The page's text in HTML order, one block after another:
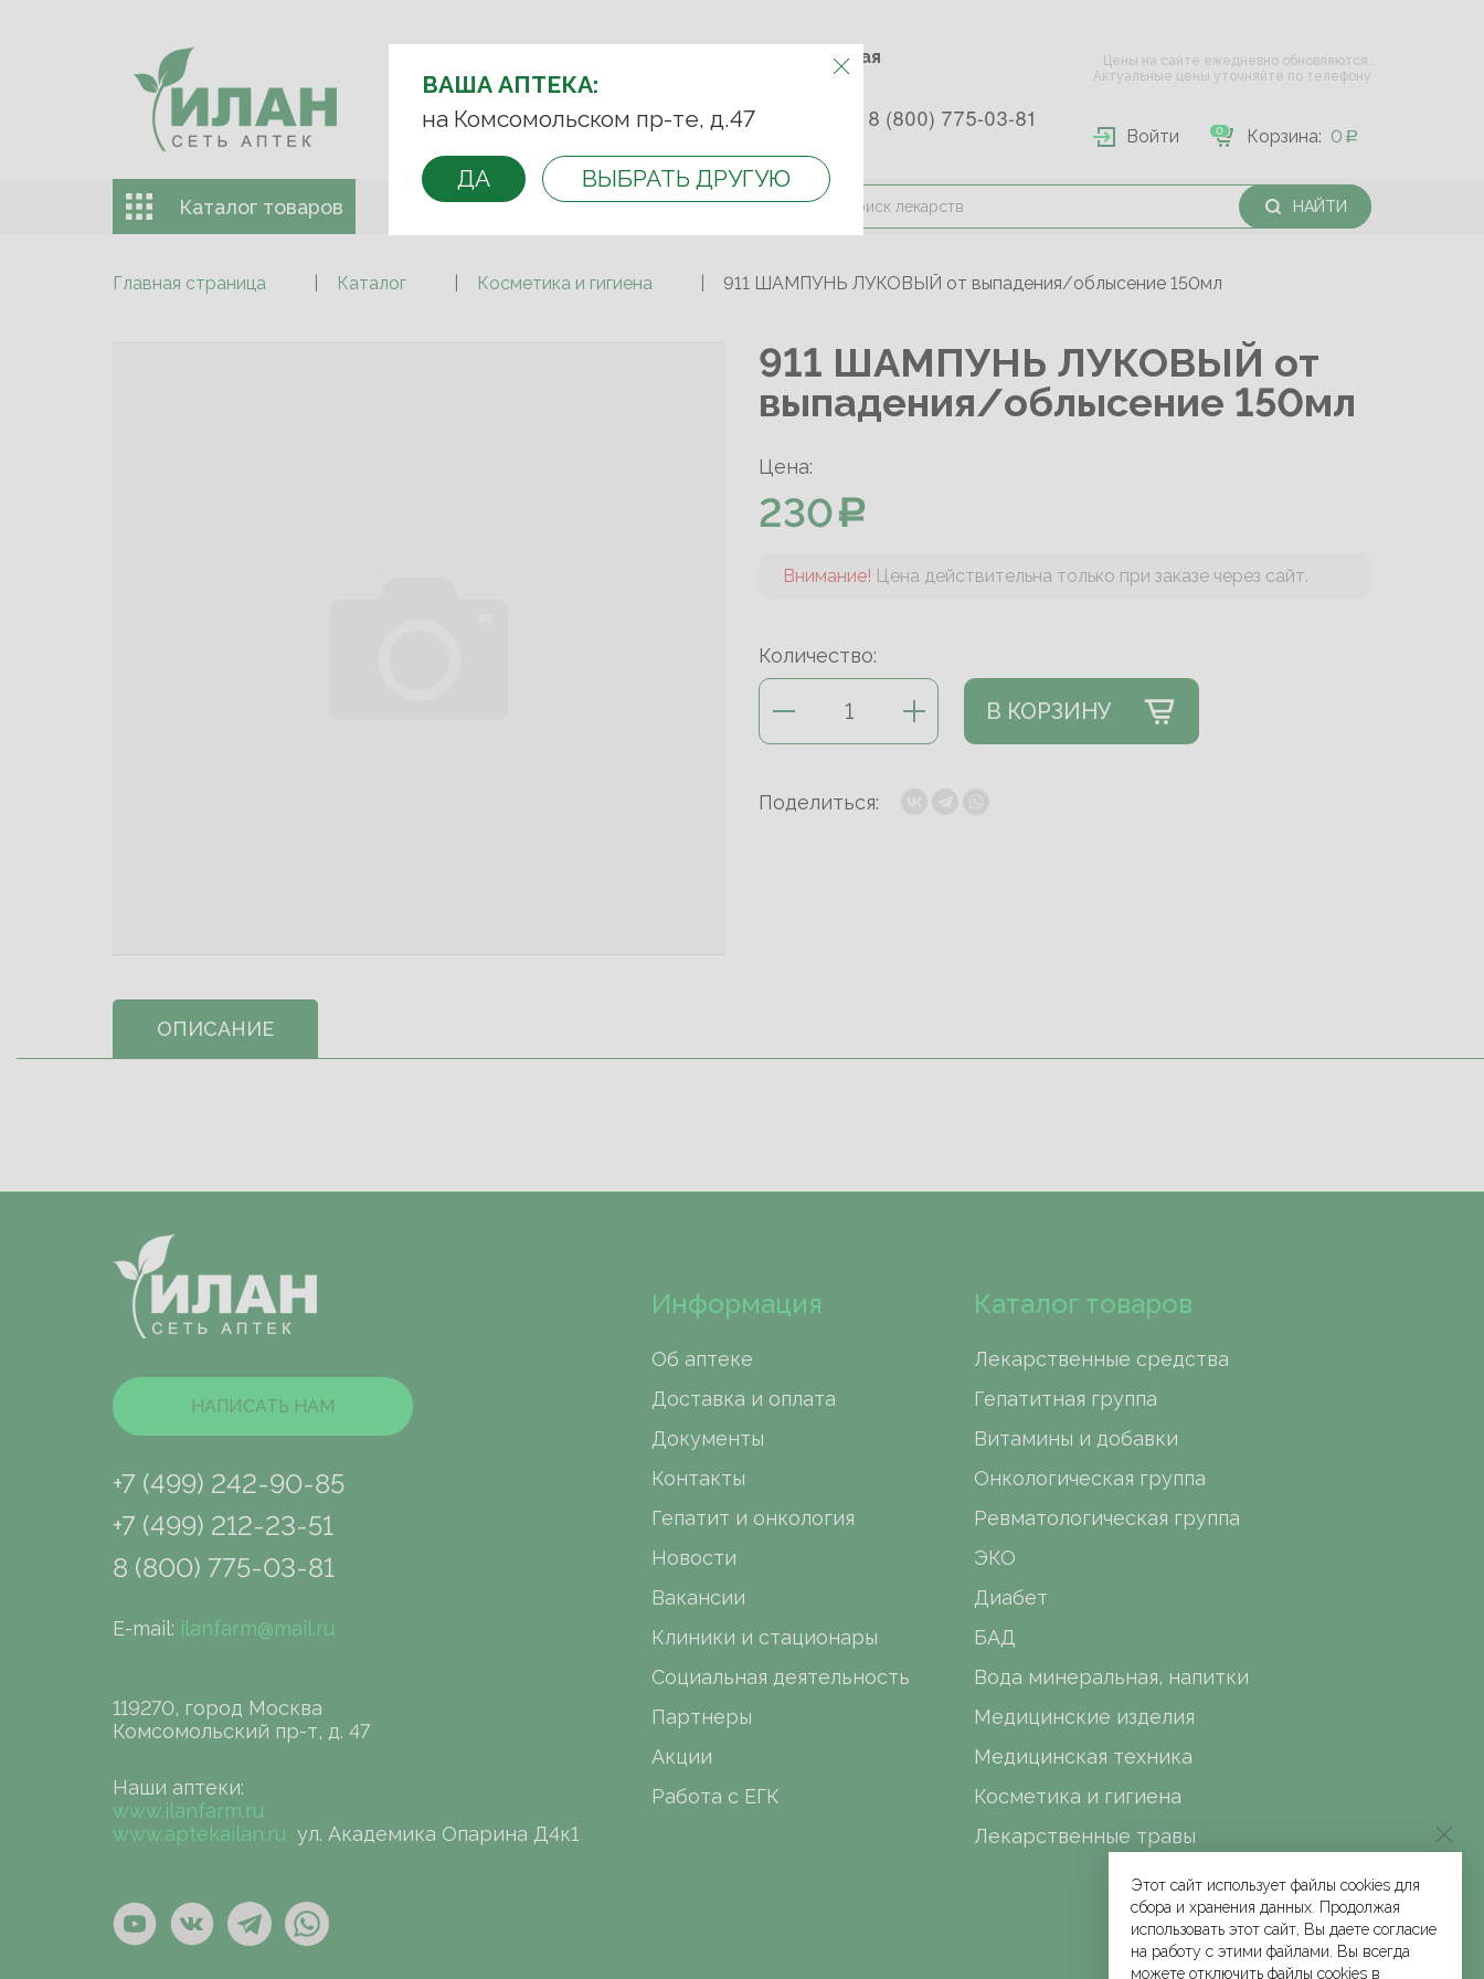
ВЫБЕРИТЕ АПТЕКУ:
м.Фрунзенская м.Спортивная
Комсомольский пр-т, д. 47
ВАША АПТЕКА:
на Комсомольском пр-те, д.47
ДА ВЫБРАТЬ ДРУГУЮ
Цены на сайте ежедневно обновляются.
Актуальные цены уточняйте по телефону
+7 (993) 253 45 93 +7 (499) 242-90-85 8 (800) 775-03-81
Войти Корзина: 0
0
Каталог товаров Доставка и оплата Контакты Акции НАЙТИ
Главная страница Каталог Косметика и гигиена 911 ШАМПУНЬ ЛУКОВЫЙ от выпадения/облысение 150мл
911 ШАМПУНЬ ЛУКОВЫЙ от
выпадения/облысение 150мл
Цена:
230
Внимание! Цена действительна только при заказе через сайт.
Количество:
В КОРЗИНУ
Поделиться:
ОПИСАНИЕ
НАПИСАТЬ НАМ
+7 (499) 242-90-85
+7 (499) 212-23-51
8 (800) 775-03-81
E-mail: ilanfarm@mail.ru
119270, город Москва
Комсомольский пр-т, д. 47
Наши аптеки:
www.ilanfarm.ru
www.aptekailan.ru ул. Академика Опарина Д4к1
Информация
Об аптеке
Доставка и оплата
Документы
Контакты
Гепатит и онкология
Новости
Вакансии
Клиники и стационары
Социальная деятельность
Партнеры
Акции
Работа с ЕГК
Каталог товаров
Лекарственные средства
Гепатитная группа
Витамины и добавки
Онкологическая группа
Ревматологическая группа
ЭКО
Диабет
БАД
Вода минеральная, напитки
Медицинские изделия
Медицинская техника
Косметика и гигиена
Лекарственные травы
Этот сайт использует файлы cookies для
сбора и хранения данных. Продолжая
использовать этот сайт, Вы даете согласие
на работу с этими файлами. Вы всегда
можете отключить файлы cookies в